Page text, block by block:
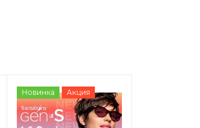
Новинка Акция